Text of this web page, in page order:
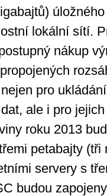
lokální sítí.
nákup
pro
ale i pro
roku 2013
petabajty (tři
servery s
budou